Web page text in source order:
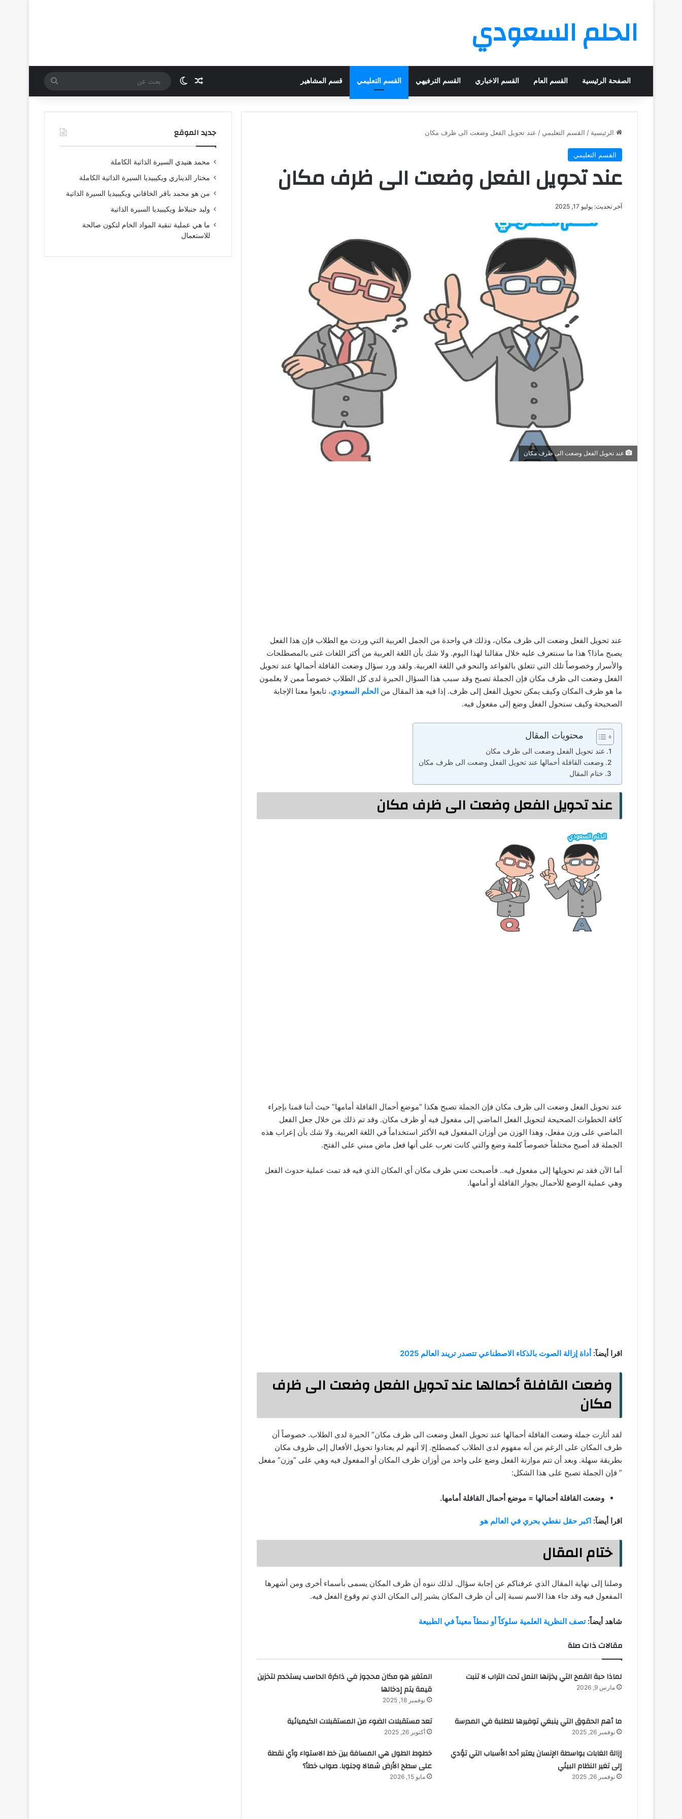
الحلم السعودي
الصفحة الرئيسية القسم العام القسم الاخباري القسم الترفيهي القسم التعليمي قسم المشاهير مقال عشوائي
الوضع المظلم
بحث
عن
الرئيسية / القسم التعليمي / عند تحويل الفعل وضعت الى ظرف مكان
القسم التعليمي
عند تحويل الفعل وضعت الى ظرف مكان
آخر تحديث: يوليو 17, 2025
عند تحويل الفعل وضعت الى ظرف مكان
عند تحويل الفعل وضعت الى ظرف مكان، وذلك في واحدة من الجمل العربية التي وردت مع الطلاب فإن هذا الفعل
يصبح ماذا؟ هذا ما سنتعرف عليه خلال مقالنا لهذا اليوم. ولا شك بأن اللغة العربية من أكثر اللغات غنى بالمصطلحات
والأسرار وخصوصاً تلك التي تتعلق بالقواعد والنحو في اللغة العربية. ولقد ورد سؤال وضعت القافلة أحمالها عند تحويل
الفعل وضعت الى ظرف مكان فإن الجملة تصبح وقد سبب هذا السؤال الحيرة لدى كل الطلاب خصوصاً ممن لا يعلمون
ما هو ظرف المكان وكيف يمكن تحويل الفعل إلى ظرف. إذا فيه هذ المقال من الحلم السعودي، تابعوا معنا الإجابة
الصحيحة وكيف سنحول الفعل وضع إلى مفعول فيه.
محتويات المقال
عند تحويل الفعل وضعت الى ظرف مكان
وضعت القافلة أحمالها عند تحويل الفعل وضعت الى ظرف مكان
ختام المقال
عند تحويل الفعل وضعت الى ظرف مكان
عند تحويل الفعل وضعت الى ظرف مكان فإن الجملة تصبح هكذا “موضع أحمال القافلة أمامها” حيث أننا قمنا بإجراء
كافة الخطوات الصحيحة لتحويل الفعل الماضي إلى مفعول فيه أو ظرف مكان. وقد تم ذلك من خلال جعل الفعل
الماضي على وزن مفعل، وهذا الوزن من أوزان المفعول فيه الأكثر استخداماً في اللغة العربية. ولا شك بأن إعراب هذه
الجملة قد أصبح مختلفاً خصوصاً كلمة وضع والتي كانت تعرب على أنها فعل ماض مبني على الفتح.
أما الآن فقد تم تحويلها إلى مفعول فيه.. فأصبحت تعني ظرف مكان أي المكان الذي فيه قد تمت عملية حدوث الفعل
وهي عملية الوضع للأحمال بجوار القافلة أو أمامها.
اقرا أيضآ: أداة إزالة الصوت بالذكاء الاصطناعي تتصدر تريند العالم 2025
وضعت القافلة أحمالها عند تحويل الفعل وضعت الى ظرف
مكان
لقد أثارت جملة وضعت القافلة أحمالها عند تحويل الفعل وضعت الى ظرف مكان” الحيرة لدى الطلاب. خصوصاً أن
ظرف المكان على الرغم من أنه مفهوم لدى الطلاب كمصطلح. إلا أنهم لم يعتادوا تحويل الأفعال إلى ظروف مكان
بطريقة سهلة. وبعد أن تتم موازنة الفعل وضع على واحد من أوزان ظرف المكان أو المفعول فيه وهي على “وزن” مفعل
” فإن الجملة تصبح على هذا الشكل:
وضعت القافلة أحمالها = موضع أحمال القافلة أمامها.
اقرا أيضآ: اكبر حقل نفطي بحري في العالم هو
ختام المقال
وصلنا إلى نهاية المقال الذي عرفناكم عن إجابة سؤال. لذلك ننوه أن ظرف المكان يسمى بأسماء أخرى ومن أشهرها
المفعول فيه وقد جاء هذا الاسم نسبة إلى أن ظرف المكان يشير إلى المكان الذي تم وقوع الفعل فيه.
شاهد أيضاً:تصف النظرية العلمية سلوكاً أو نمطاً معيناً في الطبيعة
مقالات ذات صلة
لماذا حبة القمح التي يخزنها النمل تحت التراب لا تنبت
مارس 9, 2026
المتغير هو مكان محجوز في ذاكرة الحاسب يستخدم لتخزين
قيمة يتم إدخالها
نوفمبر 18, 2025
ما أهم الحقوق التي ينبغي توفيرها للطلبة في المدرسة
نوفمبر 26, 2025
تعد مستقبلات الضوء من المستقبلات الكيميائية
أكتوبر 26, 2025
إزالة الغابات بواسطة الإنسان يعتبر أحد الأسباب التي تؤدي
إلى تغير النظام البيئي
نوفمبر 26, 2025
خطوط الطول هي المسافة بين خط الاستواء وأي نقطة
على سطح الأرض شمالا وجنوبا. صواب خطأ؟
مايو 15, 2026
جديد الموقع
محمد هنيدي السيرة الذاتية الكاملة
مختار الديناري ويكيبيديا السيرة الذاتية الكاملة
من هو محمد باقر الخاقاني ويكيبيديا السيرة الذاتية
وليد جنبلاط ويكيبيديا السيرة الذاتية
ما هي عملية تنقية المواد الخام لتكون صالحة
للاستعمال